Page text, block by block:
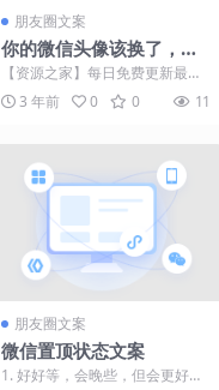
朋友圈文案
你的微信头像该换了，超
好看的83张个性签名头
像，请查收
【资源之家】每日免费更新最热
门的副业项目资源 大家好，我是
明煊。 每天更新创意壁...
3 年前 0 0 11
朋友圈文案
微信置顶状态文案
1. 好好等，会晚些，但会更好